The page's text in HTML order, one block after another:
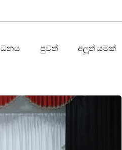
ධනය පුවත් අලූත් යමක්